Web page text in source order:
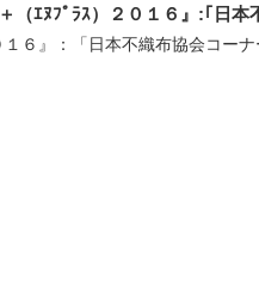
（ｴﾇﾌﾟﾗｽ）２０１６』:｢日
１６』：「日本不織布協会コー